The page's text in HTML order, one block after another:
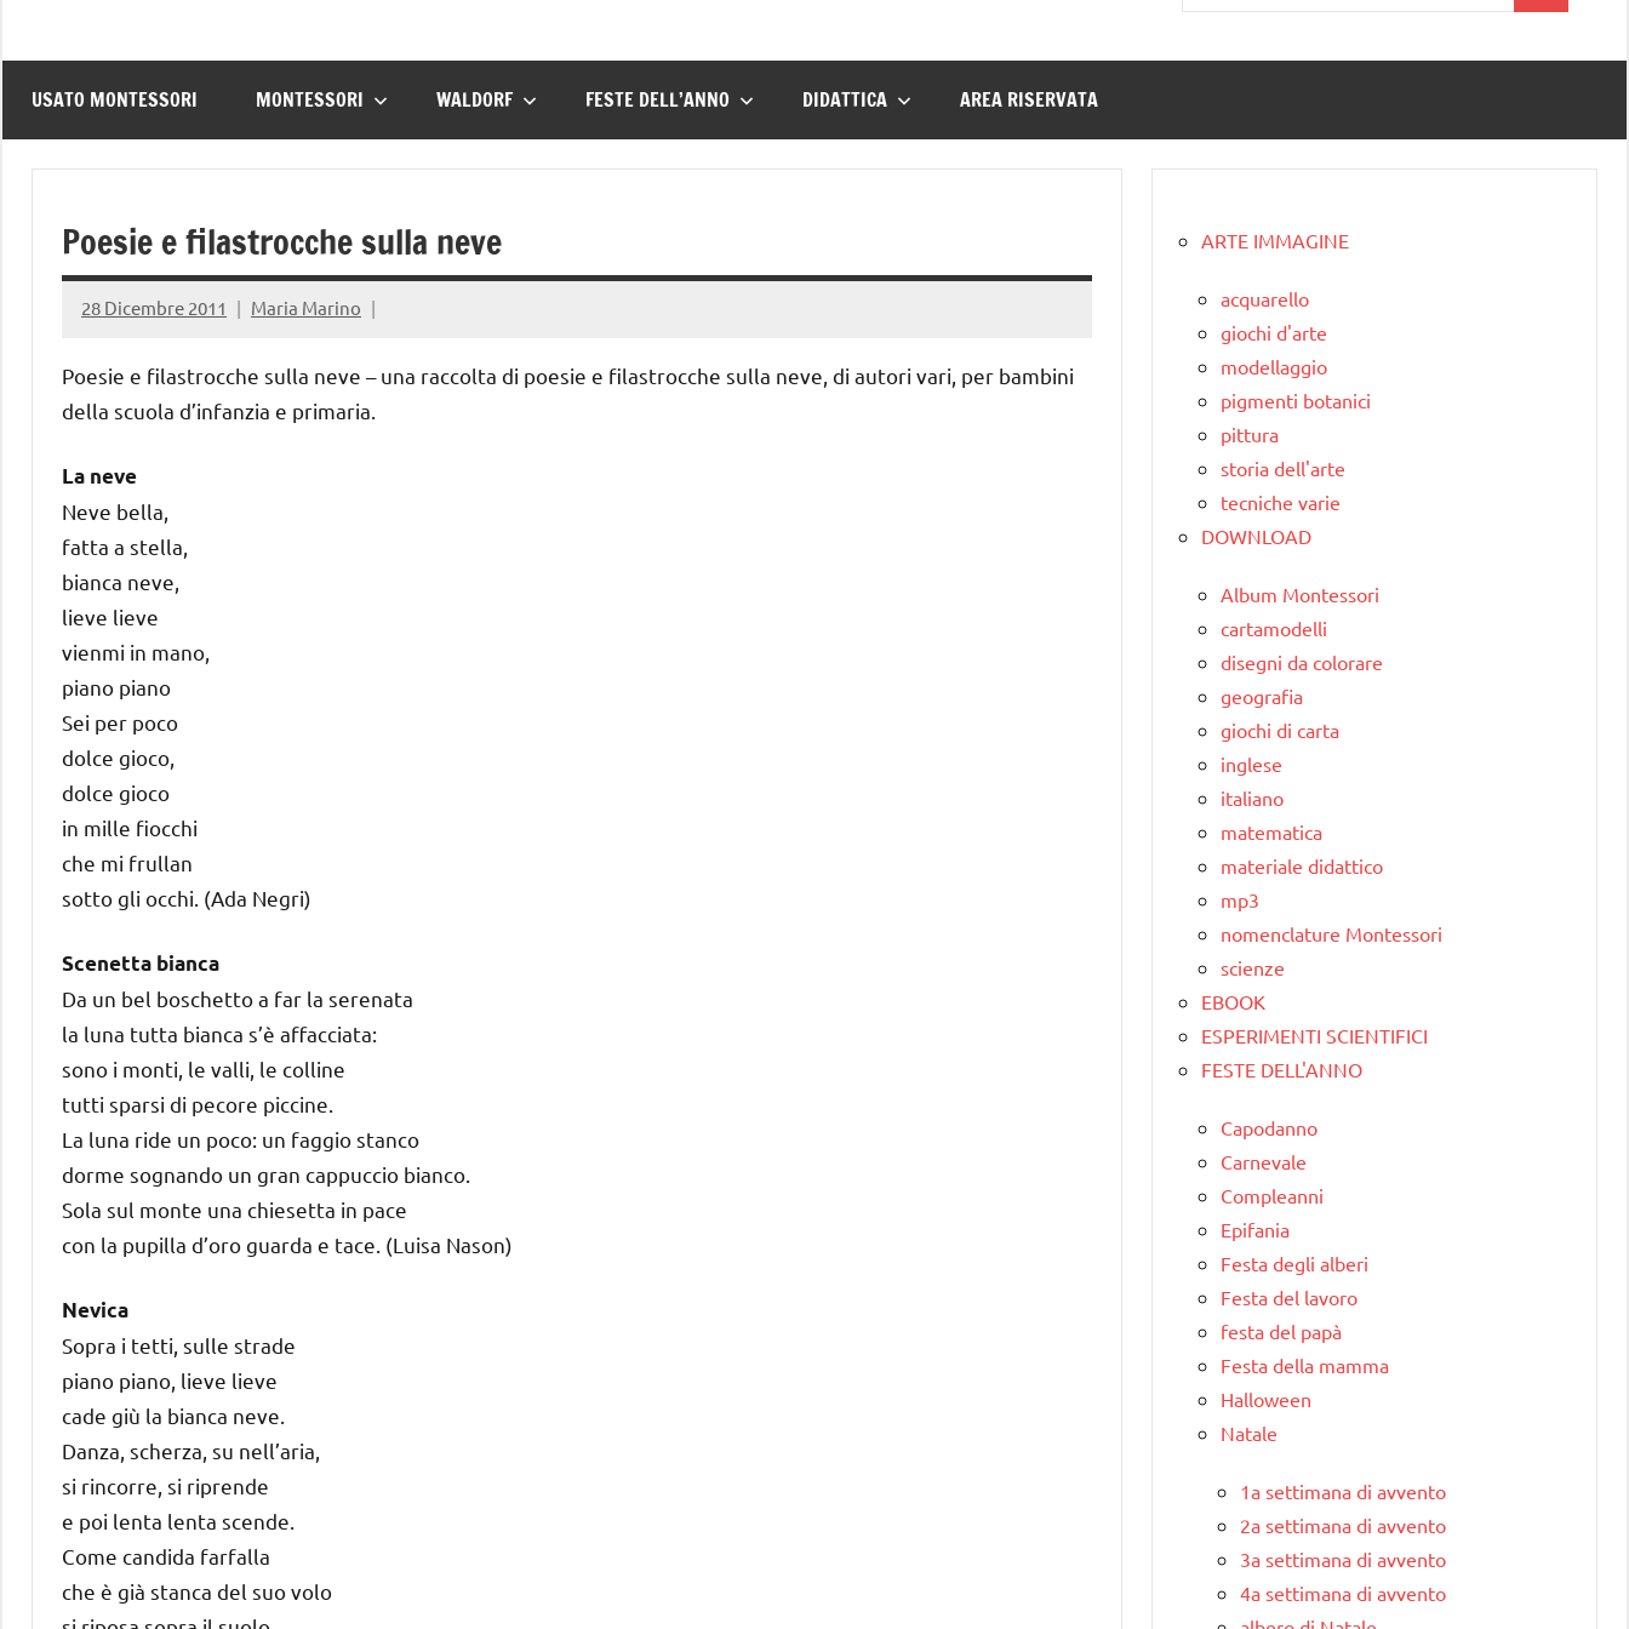
per:
USATO MONTESSORI MONTESSORI WALDORF FESTE DELL’ANNO DIDATTICA AREA RISERVATA
Poesie e filastrocche sulla neve
28 Dicembre 2011 Maria Marino
Poesie e filastrocche sulla neve – una raccolta di poesie e filastrocche sulla neve, di autori vari, per bambini
della scuola d’infanzia e primaria.
La neve
Neve bella,
fatta a stella,
bianca neve,
lieve lieve
vienmi in mano,
piano piano
Sei per poco
dolce gioco,
dolce gioco
in mille fiocchi
che mi frullan
sotto gli occhi. (Ada Negri)
Scenetta bianca
Da un bel boschetto a far la serenata
la luna tutta bianca s’è affacciata:
sono i monti, le valli, le colline
tutti sparsi di pecore piccine.
La luna ride un poco: un faggio stanco
dorme sognando un gran cappuccio bianco.
Sola sul monte una chiesetta in pace
con la pupilla d’oro guarda e tace. (Luisa Nason)
Nevica
Sopra i tetti, sulle strade
piano piano, lieve lieve
cade giù la bianca neve.
Danza, scherza, su nell’aria,
si rincorre, si riprende
e poi lenta lenta scende.
Come candida farfalla
che è già stanca del suo volo
ARTE IMMAGINE
acquarello
giochi d'arte
modellaggio
pigmenti botanici
pittura
storia dell'arte
tecniche varie
DOWNLOAD
Album Montessori
cartamodelli
disegni da colorare
geografia
giochi di carta
inglese
italiano
matematica
materiale didattico
mp3
nomenclature Montessori
scienze
EBOOK
ESPERIMENTI SCIENTIFICI
FESTE DELL'ANNO
Capodanno
Carnevale
Compleanni
Epifania
Festa degli alberi
Festa del lavoro
festa del papà
Festa della mamma
Halloween
Natale
1a settimana di avvento
2a settimana di avvento
3a settimana di avvento
4a settimana di avvento